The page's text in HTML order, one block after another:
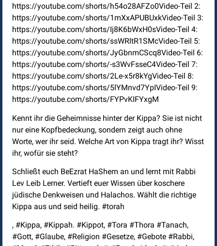
https://youtube.com/shorts/h54o28AFZo0Video-Teil 2:
https://youtube.com/shorts/1mXxAPUBUxkVideo-Teil 3:
https://youtube.com/shorts/Ij8K6bWxH0sVideo-Teil 4:
https://youtube.com/shorts/ssWRltR1SMcVideo-Teil 5:
https://youtube.com/shorts/JyGbnmCScq8Video-Teil 6:
https://youtube.com/shorts/-s3WvFsseC4Video-Teil 7:
https://youtube.com/shorts/2Le-x5r8kYgVideo-Teil 8:
https://youtube.com/shorts/5lYMnvd7YpIVideo-Teil 9:
https://youtube.com/shorts/FYPvKIFYxgM
Kennt ihr die Geheimnisse hinter der Kippa? Sie ist nicht
nur eine Kopfbedeckung, sondern zeigt auch ohne
Worte, wer ihr seid. Welche Art von Kippa tragt ihr? Wisst
ihr, wofür sie steht?
Schließt euch BeEzrat HaShem an und lernt mit Rabbi
Lev Leib Lerner. Vertieft euer Wissen über koschere
jüdische Denkweisen und Halachos. Wählt die richtige
Kippa aus und seid heilig. #torah
, #Kippa, #Kippah. #Kippot, #Tora #Thora #Tanach,
#Gott, #Glaube, #Religion #Gesetze, #Gebote #Rabbi,